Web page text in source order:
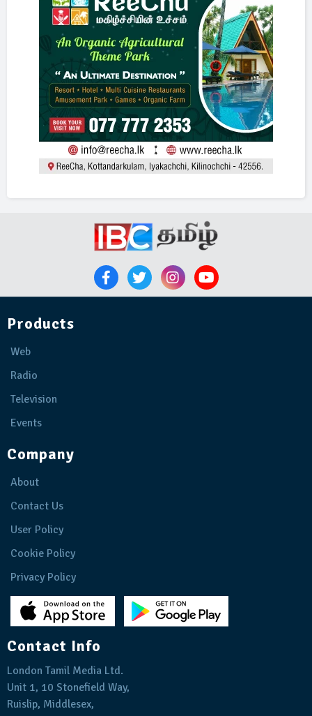
Products
Web
Radio
Television
Events
Company
About
Contact Us
User Policy
Cookie Policy
Privacy Policy
Contact Info
London Tamil Media Ltd.
Unit 1, 10 Stonefield Way,
Ruislip, Middlesex,